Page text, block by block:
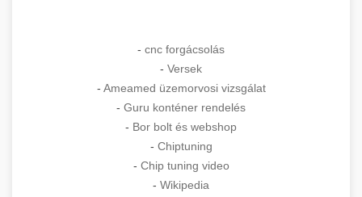
- cnc forgácsolás
- Versek
- Ameamed üzemorvosi vizsgálat
- Guru konténer rendelés
- Bor bolt és webshop
- Chiptuning
- Chip tuning video
- Wikipedia